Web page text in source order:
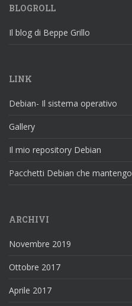
BLOGROLL
Il blog di Beppe Grillo
LINK
Debian- Il sistema operativo
Gallery
Il mio repository Debian
Pacchetti Debian che mantengo
ARCHIVI
Novembre 2019
Ottobre 2017
Aprile 2017